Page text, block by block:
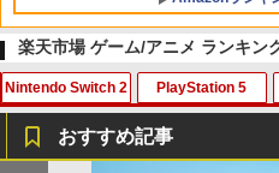
1
劇場版「
楽天市場 ゲーム/アニメ ランキン
Nintendo Switch 2 PlayStation 5
おすすめ記事